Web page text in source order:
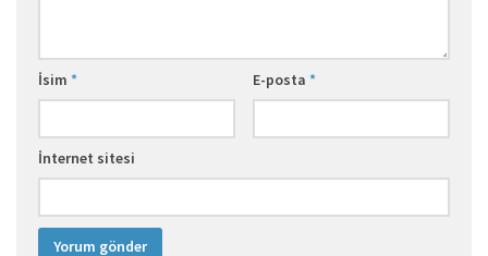
İsim * E-posta *
İnternet sitesi